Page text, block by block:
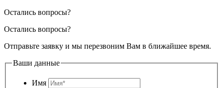
Остались вопросы?
Остались вопросы?
Отправьте заявку и мы перезвоним Вам в ближайшее время.
Ваши данные
Имя